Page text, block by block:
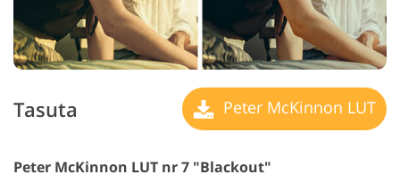
Tasuta Peter McKinnon LUT
Peter McKinnon LUT nr 7 "Blackout"